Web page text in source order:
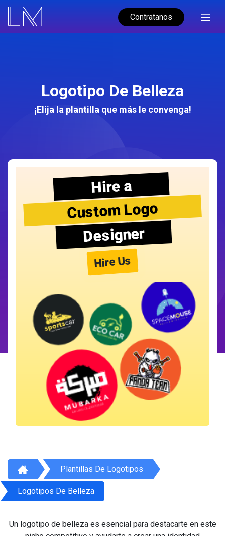
Contratanos
Logotipo De Belleza
¡Elija la plantilla que más le convenga!
Hire a
Custom Logo
Designer
Hire Us
Plantillas De Logotipos
Logotipos De Belleza
Un logotipo de belleza es esencial para destacarte en este